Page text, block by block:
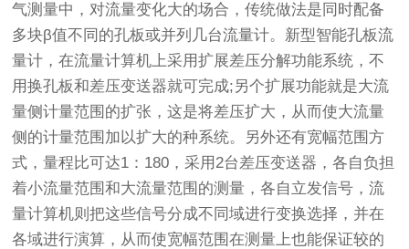
气测量中，对流量变化大的场合，传统做法是同时配备
多块β值不同的孔板或并列几台流量计。新型智能孔板流
量计，在流量计算机上采用扩展差压分解功能系统，不
用换孔板和差压变送器就可完成;另个扩展功能就是大流
量侧计量范围的扩张，这是将差压扩大，从而使大流量
侧的计量范围加以扩大的种系统。另外还有宽幅范围方
式，量程比可达1：180，采用2台差压变送器，各自负担
着小流量范围和大流量范围的测量，各自立发信号，流
量计算机则把这些信号分成不同域进行变换选择，并在
各域进行演算，从而使宽幅范围在测量上也能保证较的